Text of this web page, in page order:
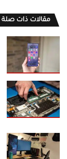
مقالات ذات صلة